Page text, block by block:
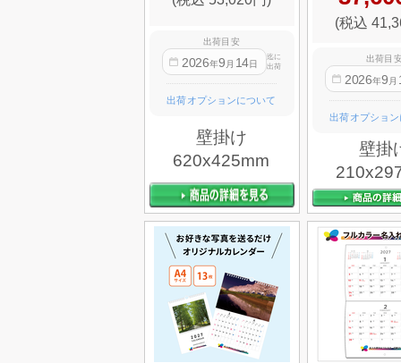
出荷目安
2026年9 月 14日
迄に
出荷
出荷オプションについて
壁掛け
620x425mm
(税込
出荷目
2026年9 月
出荷オプショ
壁掛